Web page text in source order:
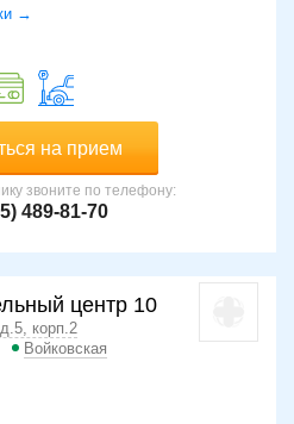
→
на прием
звоните по телефону:
489-81-70
центр 10
корп.2
Войковская